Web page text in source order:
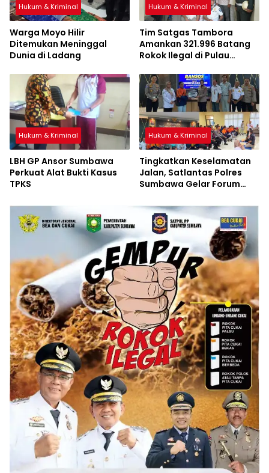
Hukum & Kriminal
Warga Moyo Hilir
Ditemukan Meninggal
Dunia di Ladang
Hukum & Kriminal
Tim Satgas Tambora
Amankan 321.996 Batang
Rokok Ilegal di Pulau
Hukum & Kriminal
LBH GP Ansor Sumbawa
Perkuat Alat Bukti Kasus
TPKS
Hukum & Kriminal
Tingkatkan Keselamatan
Jalan, Satlantas Polres
Sumbawa Gelar Forum
Bagikan Bansos